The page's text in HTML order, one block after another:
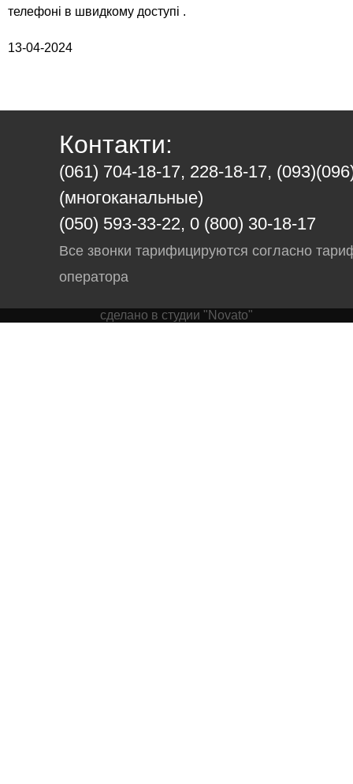
телефоні в швидкому доступі .
13-04-2024
Контакти:
(061) 704-18-17, 228-18-17,
(многоканальные)
(050) 593-33-22, 0 (800) 30-18-17
Все звонки тарифицируются согласно
оператора
сделано в студии "Novato"